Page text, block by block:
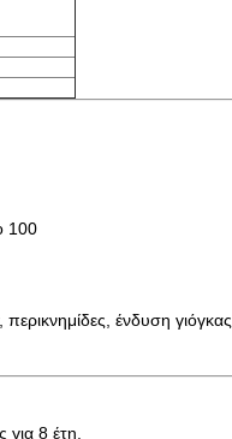
100
ένδυση γιόγκας,
8 έτη.